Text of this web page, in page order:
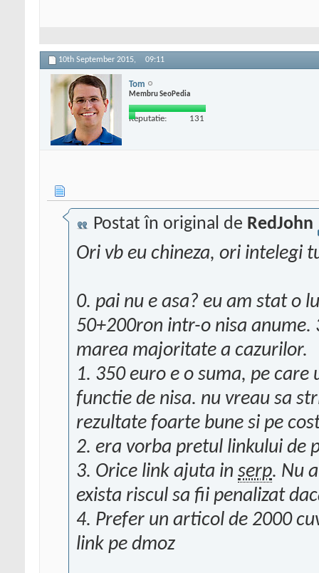
10th September 2015, 09:11
Tom
Membru SeoPedia
Reputatie: 131
Postat în original de RedJohn
Ori vb eu chineza, ori intelegi
0. pai nu e asa? eu am stat o
50+200ron intr-o nisa
marea majoritate a cazurilor.
1. 350 euro e o suma, pe
functie de nisa. nu vreau sa
rezultate foarte bune si pe
2. era vorba pretul linkului de
3. Orice link ajuta in serp. Nu
exista riscul sa fii penalizat
4. Prefer un articol de 2000
link pe dmoz